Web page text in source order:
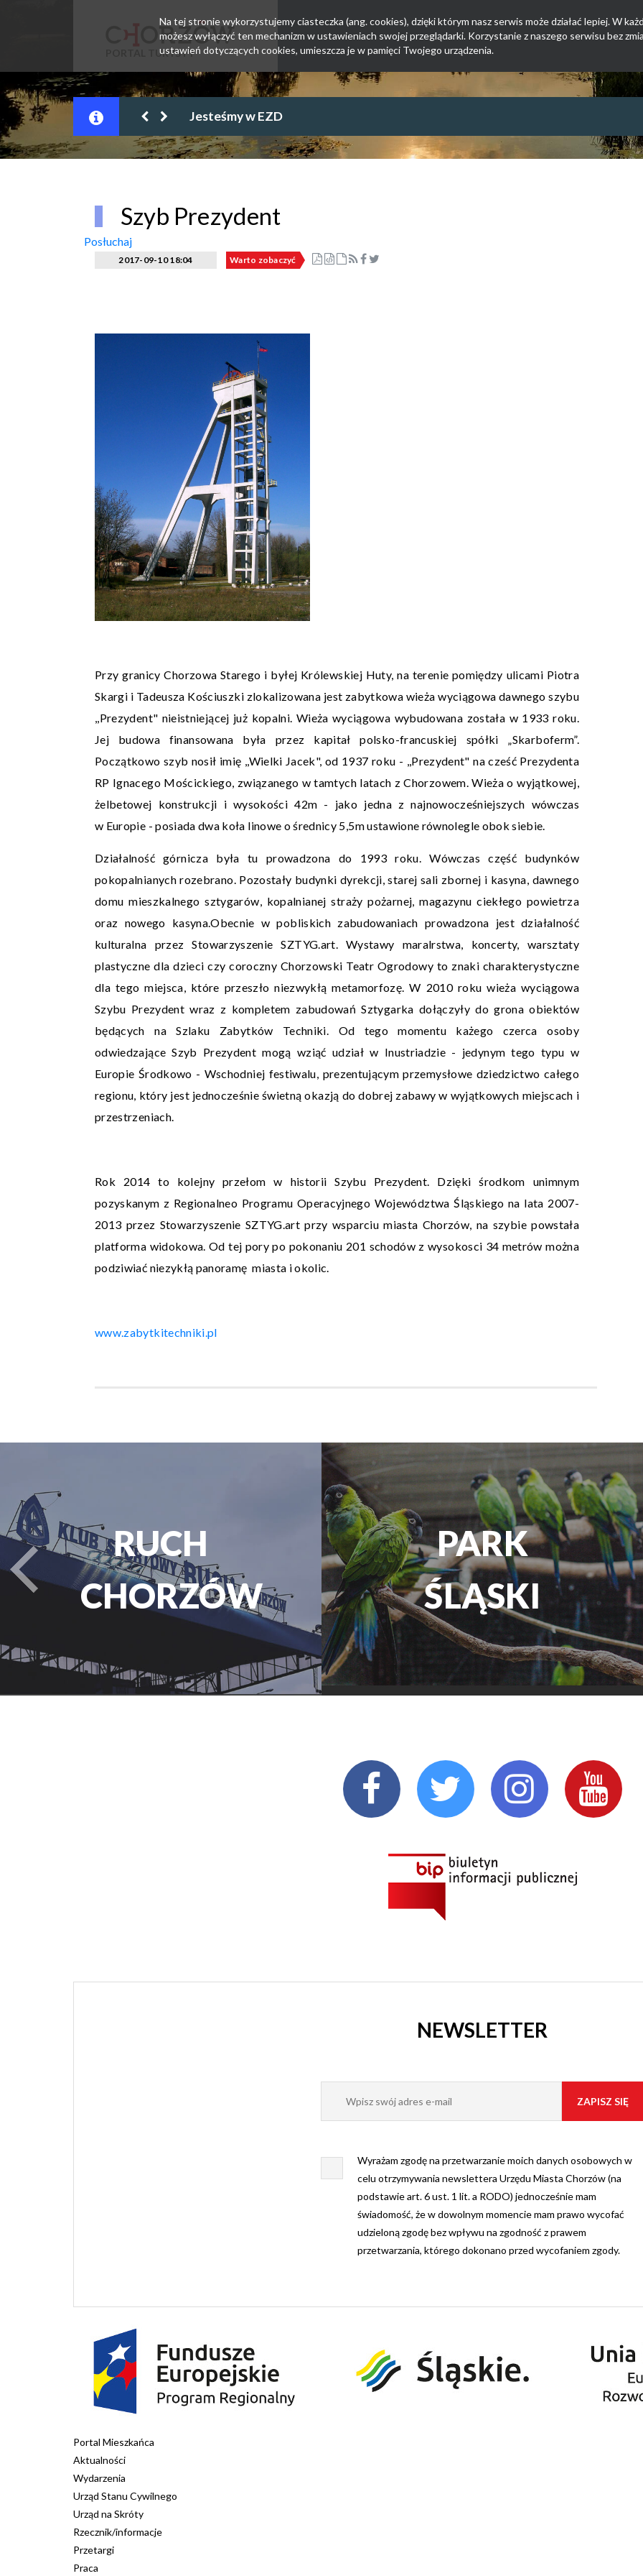
PORTAL TURYSTY
Sposoby na upał
Szyb Prezydent
Posłuchaj
2017-09-10 18:04 Warto zobaczyć
Przy granicy Chorzowa Starego i byłej Królewskiej Huty, na terenie pomiędzy ulicami Piotra
Skargi i Tadeusza Kościuszki zlokalizowana jest zabytkowa wieża wyciągowa dawnego szybu
,,Prezydent" nieistniejącej już kopalni. Wieża wyciągowa wybudowana została w 1933 roku.
Jej budowa finansowana była przez kapitał polsko-francuskiej spółki „Skarboferm”.
Początkowo szyb nosił imię ,,Wielki Jacek", od 1937 roku - ,,Prezydent" na cześć Prezydenta
RP Ignacego Mościckiego, związanego w tamtych latach z Chorzowem. Wieża o wyjątkowej,
żelbetowej konstrukcji i wysokości 42m - jako jedna z najnowocześniejszych wówczas
w Europie - posiada dwa koła linowe o średnicy 5,5m ustawione równolegle obok siebie.
Działalność górnicza była tu prowadzona do 1993 roku. Wówczas część budynków
pokopalnianych rozebrano. Pozostały budynki dyrekcji, starej sali zbornej i kasyna, dawnego
domu mieszkalnego sztygarów, kopalnianej straży pożarnej, magazynu ciekłego powietrza
oraz nowego kasyna.Obecnie w pobliskich zabudowaniach prowadzona jest działalność
kulturalna przez Stowarzyszenie SZTYG.art. Wystawy maralrstwa, koncerty, warsztaty
plastyczne dla dzieci czy coroczny Chorzowski Teatr Ogrodowy to znaki charakterystyczne
dla tego miejsca, które przeszło niezwykłą metamorfozę. W 2010 roku wieża wyciągowa
Szybu Prezydent wraz z kompletem zabudowań Sztygarka dołączyły do grona obiektów
będących na Szlaku Zabytków Techniki. Od tego momentu każego czerca osoby
odwiedzające Szyb Prezydent mogą wziąć udział w Inustriadzie - jedynym tego typu w
Europie Środkowo - Wschodniej festiwalu, prezentującym przemysłowe dziedzictwo całego
regionu, który jest jednocześnie świetną okazją do dobrej zabawy w wyjątkowych miejscach i
przestrzeniach.
Rok 2014 to kolejny przełom w historii Szybu Prezydent. Dzięki środkom unimnym
pozyskanym z Regionalneo Programu Operacyjnego Województwa Śląskiego na lata 2007-
2013 przez Stowarzyszenie SZTYG.art przy wsparciu miasta Chorzów, na szybie powstała
platforma widokowa. Od tej pory po pokonaniu 201 schodów z wysokosci 34 metrów można
podziwiać niezykłą panoramę miasta i okolic.
www.zabytkitechniki.pl
PARK
ŚLĄSKI
TEATR
ROZRYWKI
turysta.Previous
NEWSLETTER
Wyrażam zgodę na przetwarzanie moich danych osobowych w
celu otrzymywania newslettera Urzędu Miasta Chorzów (na
podstawie art. 6 ust. 1 lit. a RODO) jednocześnie mam
świadomość, że w dowolnym momencie mam prawo wycofać
udzieloną zgodę bez wpływu na zgodność z prawem
przetwarzania, którego dokonano przed wycofaniem zgody.
Portal Mieszkańca
Aktualności
Wydarzenia
Urząd Stanu Cywilnego
Urząd na Skróty
Rzecznik/informacje
Przetargi
Praca
Na tej stronie wykorzystujemy ciasteczka (ang. cookies), dzięki którym nasz serwis może działać lepiej. W
możesz wyłączyć ten mechanizm w ustawieniach swojej przeglądarki. Korzystanie z naszego serwisu bez
ustawień dotyczących cookies, umieszcza je w pamięci Twojego urządzenia.